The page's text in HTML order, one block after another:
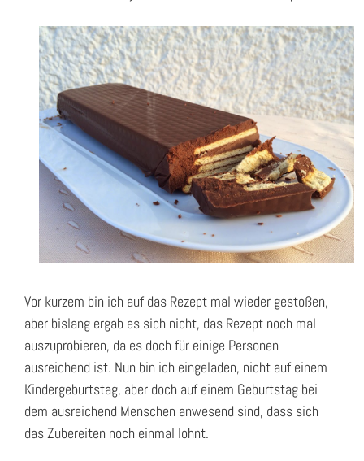
Vor kurzem bin ich auf das Rezept mal wieder gestoßen,
aber bislang ergab es sich nicht, das Rezept noch mal
auszuprobieren, da es doch für einige Personen
ausreichend ist. Nun bin ich eingeladen, nicht auf einem
Kindergeburtstag, aber doch auf einem Geburtstag bei
dem ausreichend Menschen anwesend sind, dass sich
das Zubereiten noch einmal lohnt.